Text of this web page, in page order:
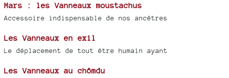
Mars : les Vanneaux moustachus
Accessoire indispensable de nos ancêtres
Les Vanneaux en exil
Le déplacement de tout être humain ayant
Les Vanneaux au chômdu